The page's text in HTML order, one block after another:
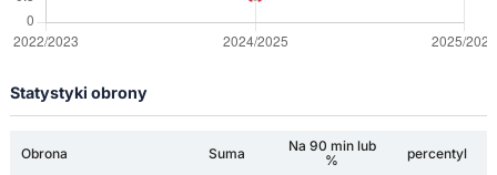
Statystyki obrony
Obrona Suma
Na 90 min lub
%
percentyl